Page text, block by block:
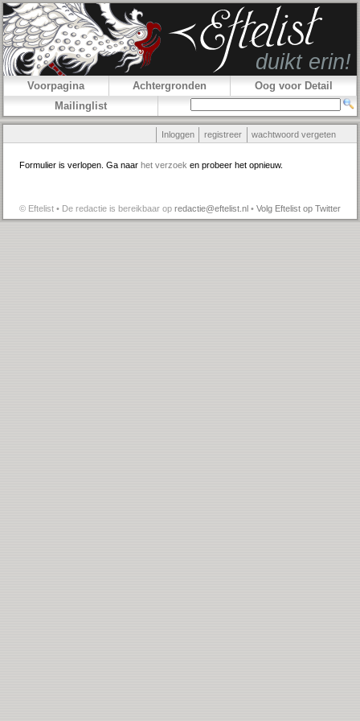
Voorpagina Achtergronden
Oog voor Detail
Mailinglist
Inloggen registreer wachtwoord vergeten
Formulier is verlopen. Ga naar het verzoek en probeer het opnieuw.
© Eftelist • De redactie is bereikbaar op redactie@eftelist.nl • Volg Eftelist op Twitter